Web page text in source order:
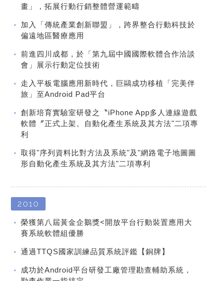
畫」，拓展行動行銷整體營運範疇
加入「傳統產業創新聯盟」，跨界整合行動科技於
偏遠地區醫療應用
前進四川成都，於「第九屆中國國際軟體合作洽談
會」展示行動定位技術
走入平板電腦應用新時代，巨鷗成功移植「完美伴
旅」至Android Pad平台
創新培育實驗室研發之〝iPhone App多人連線遊戲
軟體〞正式上架。自動化產生系統及其方法"二項專
利
取得"序列資料比對方法及系統"及"網路電子地圖圖
形自動化產生系統及其方法"二項專利
2010
榮獲第八屆黃金企鵝獎<開放平台行動裝置應用大
賽系統軟體組優勝
通過TTQS國家訓練品質系統評鑑【銅牌】
成功於Android平台研發工廠管理勘查輔助系統，